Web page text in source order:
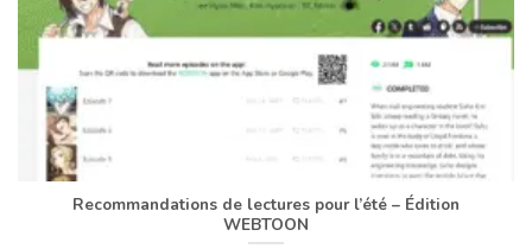
Recommandations de lectures pour l’été – Édition
WEBTOON